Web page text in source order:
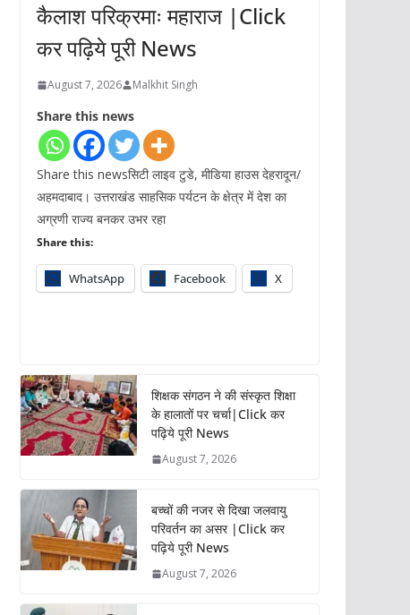
कैलाश परिक्रमाः महाराज |Click
कर पढ़िये पूरी News
August 7, 2026 Malkhit Singh
Share this news
Share this newsसिटी लाइव टुडे, मीडिया हाउस देहरादून/
अहमदाबाद। उत्तराखंड साहसिक पर्यटन के क्षेत्र में देश का
अग्रणी राज्य बनकर उभर रहा
Share this:
WhatsApp Facebook X
शिक्षक संगठन ने की संस्कृत शिक्षा
के हालातों पर चर्चा|Click कर
पढ़िये पूरी News
August 7, 2026
बच्चों की नजर से दिखा जलवायु
परिवर्तन का असर |Click कर
पढ़िये पूरी News
August 7, 2026